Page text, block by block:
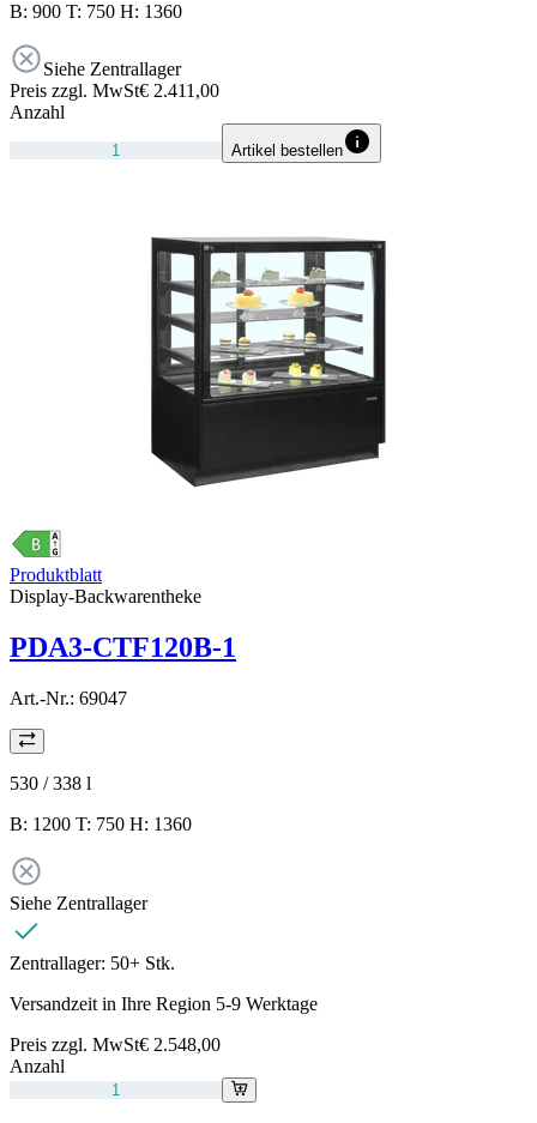
B: 900 T: 750 H: 1360
Siehe Zentrallager
Preis zzgl. MwSt€ 2.411,00
Anzahl
Artikel bestellen
Produktblatt
Display-Backwarentheke
PDA3-CTF120B-1
Art.-Nr.: 69047
530 / 338 l
B: 1200 T: 750 H: 1360
Siehe Zentrallager
Zentrallager: 50+ Stk.
Versandzeit in Ihre Region 5-9 Werktage
Preis zzgl. MwSt€ 2.548,00
Anzahl